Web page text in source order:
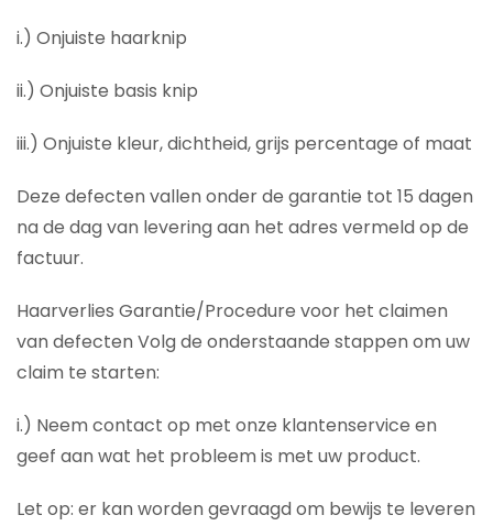
i.) Onjuiste haarknip
ii.) Onjuiste basis knip
iii.) Onjuiste kleur, dichtheid, grijs percentage of maat
Deze defecten vallen onder de garantie tot 15 dagen
na de dag van levering aan het adres vermeld op de
factuur.
Haarverlies Garantie/Procedure voor het claimen
van defecten Volg de onderstaande stappen om uw
claim te starten:
i.) Neem contact op met onze klantenservice en
geef aan wat het probleem is met uw product.
Let op: er kan worden gevraagd om bewijs te leveren